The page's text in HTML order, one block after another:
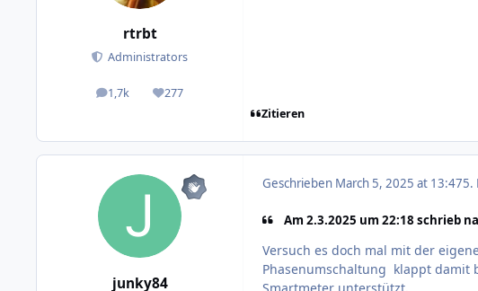
rtrbt
Administrators
1,7k
posts 277
Reputation
Zitieren
junky84
Geschrieben March 5, 2025 at 13:475.
Am 2.3.2025 um 22:18 schrieb
Versuch es doch mal mit der
Phasenumschaltung klappt damit